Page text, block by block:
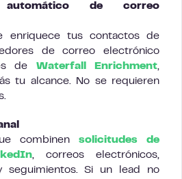
automático de correo
enriquece tus contactos de
de correo electrónico
de Waterfall Enrichment,
tu alcance. No se requieren
combinen solicitudes de
, correos electrónicos,
seguimientos. Si un lead no